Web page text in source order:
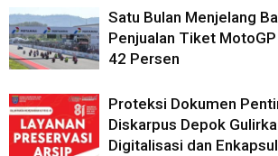
Satu Bulan Menjelang
Penjualan Tiket
42 Persen
Proteksi Dokumen
Diskarpus Depok
Digitalisasi dan